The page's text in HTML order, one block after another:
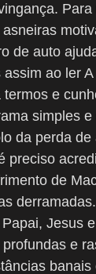
de auto
ao ler
termos e
simples
da perda de
preciso
de
Jesus
e